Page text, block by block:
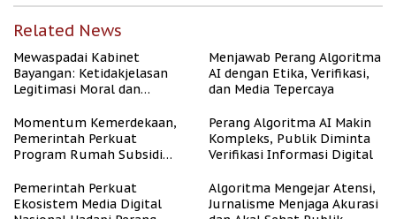
Related News
Mewaspadai Kabinet
Bayangan: Ketidakjelasan
Legitimasi Moral dan
Menjawab Perang Algoritma
AI dengan Etika, Verifikasi,
dan Media Tepercaya
Momentum Kemerdekaan,
Pemerintah Perkuat
Program Rumah Subsidi
Berpenghasilan Rendah
Perang Algoritma AI Makin
Kompleks, Publik Diminta
Verifikasi Informasi Digital
Pemerintah Perkuat
Ekosistem Media Digital
Algoritma Mengejar Atensi,
Jurnalisme Menjaga Akurasi